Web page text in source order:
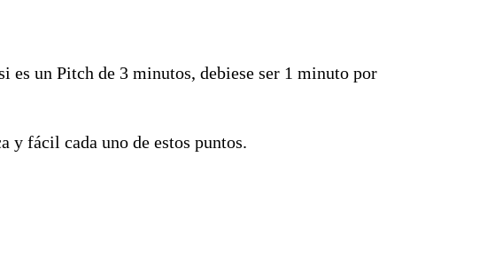
es un Pitch de 3 minutos, debiese ser 1 minuto por
y fácil cada uno de estos puntos.